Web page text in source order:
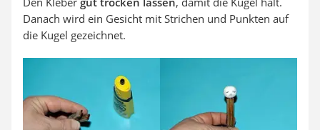
Danach wird ein Gesicht mit Strichen und Punkten auf
die Kugel gezeichnet.